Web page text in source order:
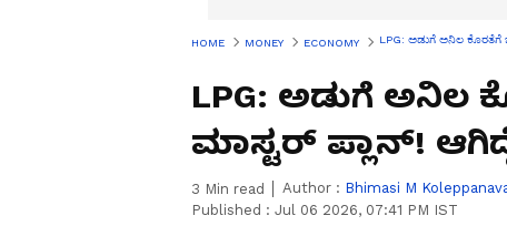
HOME MONEY ECONOMY LPG: ಅಡುಗೆ ಅನಿಲ ಕೊರತೆಗೆ
LPG: ಅಡುಗೆ ಅನಿಲ
ಮಾಸ್ಟರ್ ಪ್ಲಾನ್!
3 Min read Author : Bhimasi M
Published : Jul 06 2026, 07:41 PM IST